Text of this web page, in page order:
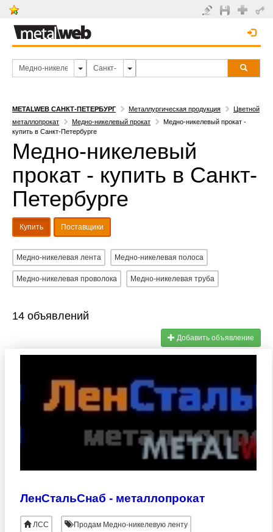
METALWEB САНКТ-ПЕТЕРБУРГ Металлургическая продукция
Цветной
металлопрокат
Медно-никелевый прокат
Медно-никелевый прокат -
купить в Санкт-Петербурге
Медно-никелевый
прокат - купить в Санкт-
Петербурге
Купить Поставщики
Медно-никелевая лента Медно-никелевая полоса
Медно-никелевая проволока Медно-никелевая труба
14 объявлений
Добавить объявление
ЛенСтальСнаб - металлопрокат
ЛСС Продам Медно-никелевую ленту